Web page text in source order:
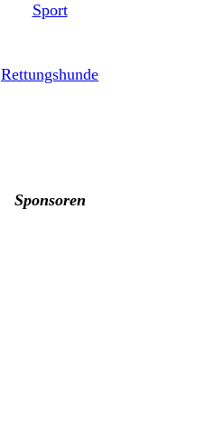
Sport
Rettungshunde
Sponsoren